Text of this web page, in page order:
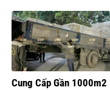
Cung Cấp Gần 1000m2